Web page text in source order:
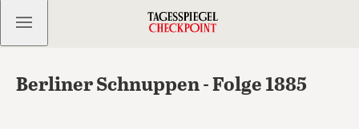
Kostenlos anmelden
Berliner Schnuppen - Folge 1885